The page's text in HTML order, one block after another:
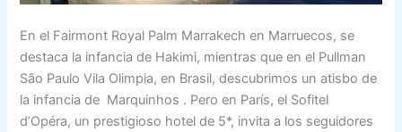
En el Fairmont Royal Palm Marrakech en Marruecos, se
destaca la infancia de Hakimi, mientras que en el Pullman
São Paulo Vila Olimpia, en Brasil, descubrimos un atisbo de
la infancia de Marquinhos . Pero en París, el Sofitel
d’Opéra, un prestigioso hotel de 5*, invita a los seguidores